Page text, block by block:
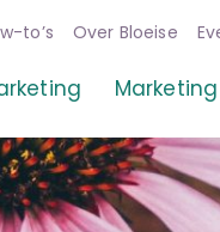
to’s Over Bloeise
Marketing